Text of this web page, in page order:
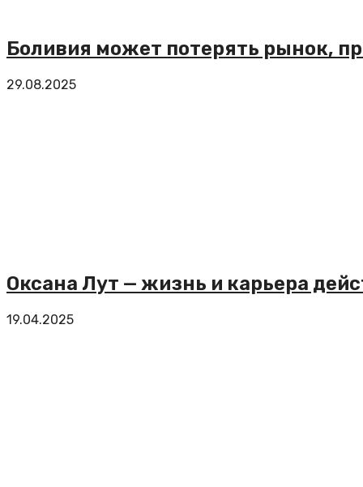
Боливия может потерять рынок,
29.08.2025
Оксана Лут — жизнь и карьера
19.04.2025